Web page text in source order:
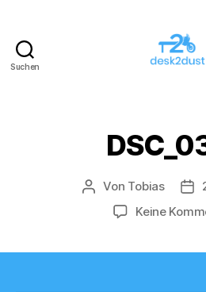
Suchen
Beitragsautor
Von Tobias
Keine